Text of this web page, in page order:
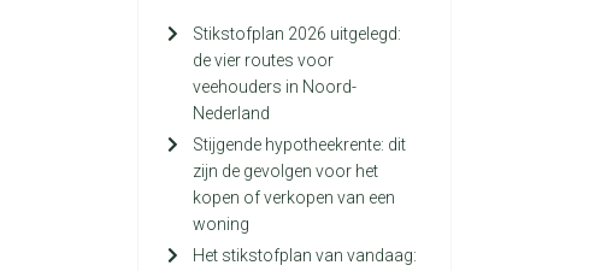
Stikstofplan 2026 uitgelegd:
de vier routes voor
veehouders in Noord-
Nederland
Stijgende hypotheekrente: dit
zijn de gevolgen voor het
kopen of verkopen van een
woning
Het stikstofplan van vandaag: